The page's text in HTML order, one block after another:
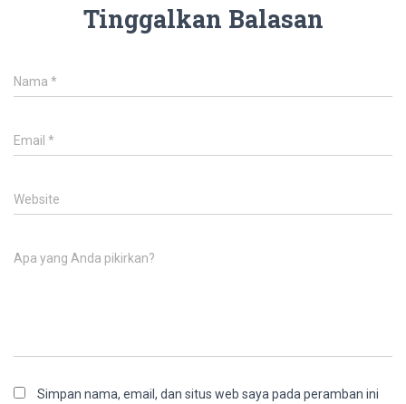
Tinggalkan Balasan
Nama *
Email *
Website
Apa yang Anda pikirkan?
Simpan nama, email, dan situs web saya pada peramban ini